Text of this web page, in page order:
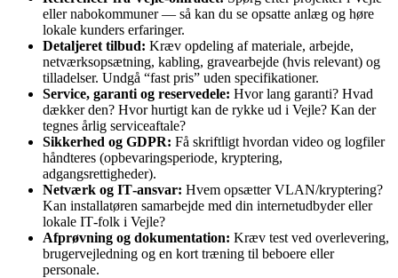
eller nabokommuner — så kan du se opsatte anlæg og høre
lokale kunders erfaringer.
Detaljeret tilbud: Kræv opdeling af materiale, arbejde,
netværksopsætning, kabling, gravearbejde (hvis relevant) og
tilladelser. Undgå “fast pris” uden specifikationer.
Service, garanti og reservedele: Hvor lang garanti? Hvad
dækker den? Hvor hurtigt kan de rykke ud i Vejle? Kan der
tegnes årlig serviceaftale?
Sikkerhed og GDPR: Få skriftligt hvordan video og logfiler
håndteres (opbevaringsperiode, kryptering,
adgangsrettigheder).
Netværk og IT‑ansvar: Hvem opsætter VLAN/kryptering?
Kan installatøren samarbejde med din internetudbyder eller
lokale IT‑folk i Vejle?
Afprøvning og dokumentation: Kræv test ved overlevering,
brugervejledning og en kort træning til beboere eller
personale.